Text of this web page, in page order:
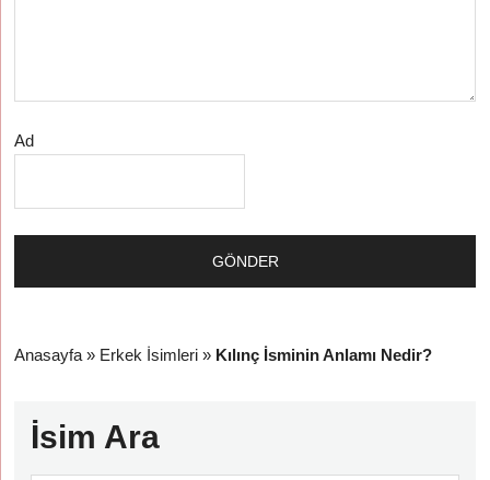
Ad
Anasayfa » Erkek İsimleri » Kılınç İsminin Anlamı Nedir?
İsim Ara